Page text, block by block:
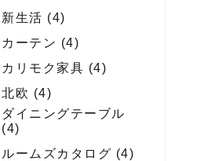
新生活 (4)
カーテン (4)
カリモク家具 (4)
北欧 (4)
ダイニングテーブル
(4)
ルームズカタログ (4)